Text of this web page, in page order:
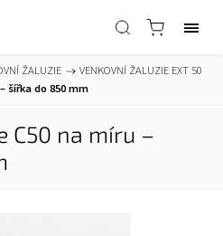
ŽALUZIE /
VENKOVNÍ ŽALUZIE EXT 50
šířka do 850 mm
C50 na míru –